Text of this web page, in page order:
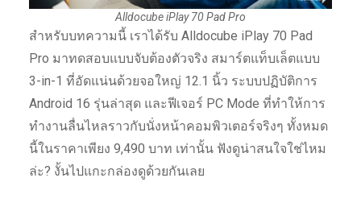
Alldocube iPlay 70 Pad Pro
สำหรับบทความนี้ เราได้รับ Alldocube iPlay 70 Pad
Pro มาทดสอบแบบจับต้องตัวจริง สมาร์ตแท็บเล็ตแบบ
3-in-1 ที่อัดแน่นด้วยจอใหญ่ 12.1 นิ้ว ระบบปฏิบัติการ
Android 16 รุ่นล่าสุด และฟีเจอร์ PC Mode ที่ทำให้การ
ทำงานลื่นไหลราวกับนั่งหน้าคอมพิวเตอร์จริงๆ ทั้งหมด
นี้ในราคาเพียง 9,490 บาท เท่านั้น ฟังดูน่าสนใจใช่ไหม
ล่ะ? งั้นไปแกะกล่องดูด้วยกันเลย